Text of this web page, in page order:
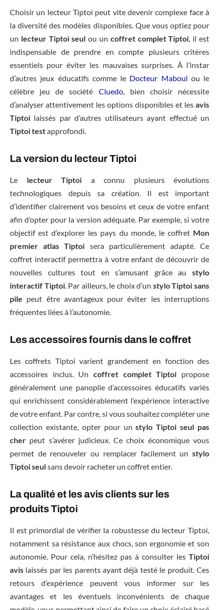
Choisir un lecteur Tiptoi peut vite devenir complexe face à
la diversité des modèles disponibles. Que vous optiez pour
un lecteur Tiptoi seul ou un coffret complet Tiptoi, il est
indispensable de prendre en compte plusieurs critères
essentiels pour éviter les mauvaises surprises. À l’instar
d’autres jeux éducatifs comme le Docteur Maboul ou le
célèbre jeu de société Cluedo, bien choisir nécessite
d’analyser attentivement les options disponibles et les avis
Tiptoi laissés par d’autres utilisateurs ayant effectué un
Tiptoi testapprofondi.
La version du lecteur Tiptoi
Le lecteur Tiptoi a connu plusieurs évolutions
technologiques depuis sa création. Il est important
d’identifier clairement vos besoins et ceux de votre enfant
afin d’opter pour la version adéquate. Par exemple, si votre
objectif est d’explorer les pays du monde, le coffret Mon
premier atlas Tiptoi sera particulièrement adapté. Ce
coffret interactif permettra à votre enfant de découvrir de
nouvelles cultures tout en s’amusant grâce au stylo
interactif Tiptoi. Par ailleurs, le choix d’un stylo Tiptoi sans
pile peut être avantageux pour éviter les interruptions
fréquentes liées à l’autonomie.
Les accessoires fournis dans le coffret
Les coffrets Tiptoi varient grandement en fonction des
accessoires inclus. Un coffret complet Tiptoi propose
généralement une panoplie d’accessoires éducatifs variés
qui enrichissent considérablement l’expérience interactive
de votre enfant. Par contre, si vous souhaitez compléter une
collection existante, opter pour unstylo Tiptoi seul pas
cher peut s’avérer judicieux. Ce choix économique vous
permet de renouveler ou remplacer facilement un stylo
Tiptoi seulsans devoir racheter un coffret entier.
La qualité et les avis clients sur les
produits Tiptoi
Il est primordial de vérifier la robustesse du lecteur Tiptoi,
notamment sa résistance aux chocs, son ergonomie et son
autonomie. Pour cela, n’hésitez pas à consulter les Tiptoi
avis laissés par les parents ayant déjà testé le produit. Ces
retours d’expérience peuvent vous informer sur les
avantages et les éventuels inconvénients de chaque